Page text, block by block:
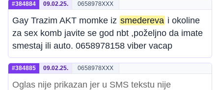
#384884 09.02.25. 0658978XXX
Gay Trazim AKT momke iz smedereva i okoline
za sex komb javite se god nbt ,poželjno da imate
smestaj ili auto. 0658978158 viber vacap
#384885 09.02.25. 0658978XXX
Oglas nije prikazan jer u SMS tekstu nije